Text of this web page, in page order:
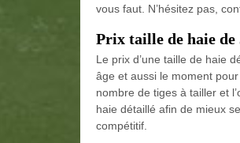
vous faut. N’hésitez pas,
Prix taille de haie de
Le prix d’une taille de haie
âge et aussi le moment
nombre de tiges à tailler et
haie détaillé afin de mieux
compétitif.